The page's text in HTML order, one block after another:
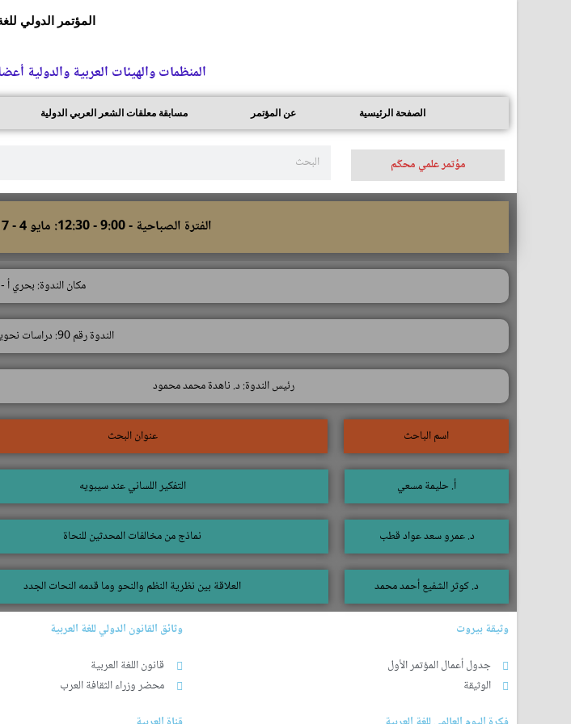
المؤتمر الدولي
المنظمات والهيئات العربية والدولية
الصفحة الرئيسية عن المؤتمر مسابقة معلقات الشعر العربي الدولية
مؤتمر علمي محكّم
الفترة الصباحية - 9:00 - 12:30: مايو 4 - 2017 الموافق شعبان 8 - 1438 هـ
مكان الندوة: بحري أ -
الندوة رقم 90: دراسات نحوية وصرفية - 2
رئيس الندوة: د. ناهدة محمد محمود
اسم الباحث عنوان البحث
أ. حليمة مسعي التفكير اللساني عند سيبويه
د. عمرو سعد عواد قطب نماذج من مخالفات المحدثين للنحاة
د. كوثر الشفيع أحمد محمد العلاقة بين نظرية النظم والنحو وما قدمه النحات الجدد
وثيقة بيروت
جدول أعمال المؤتمر الأول
الوثيقة
وثائق القانون الدولي للغة العربية
قانون اللغة العربية
محضر وزراء الثقافة العرب